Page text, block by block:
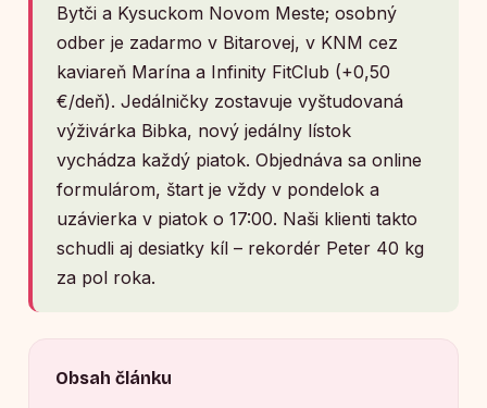
Bytči a Kysuckom Novom Meste; osobný
odber je zadarmo v Bitarovej, v KNM cez
kaviareň Marína a Infinity FitClub (+0,50
€/deň). Jedálničky zostavuje vyštudovaná
výživárka Bibka, nový jedálny lístok
vychádza každý piatok. Objednáva sa online
formulárom, štart je vždy v pondelok a
uzávierka v piatok o 17:00. Naši klienti takto
schudli aj desiatky kíl – rekordér Peter 40 kg
za pol roka.
Obsah článku